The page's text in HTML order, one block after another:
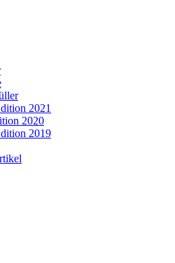
2021
2020
2019